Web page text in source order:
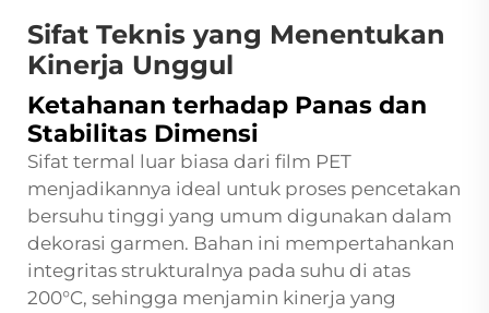
Sifat Teknis yang Menentukan
Kinerja Unggul
Ketahanan terhadap Panas dan
Stabilitas Dimensi
Sifat termal luar biasa dari film PET
menjadikannya ideal untuk proses pencetakan
bersuhu tinggi yang umum digunakan dalam
dekorasi garmen. Bahan ini mempertahankan
integritas strukturalnya pada suhu di atas
200°C, sehingga menjamin kinerja yang